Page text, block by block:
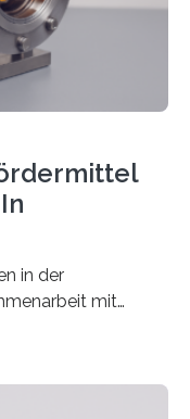
Energien-
in der
mit
zu